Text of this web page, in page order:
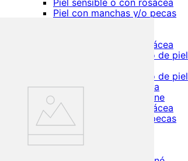
Piel sensible o con rosácea
Piel con manchas y/o pecas
Piel sensible o con rosácea
Piel normal o todo tipo de piel
Piel normal o todo tipo de piel
Piel seca y/o envejecida
Piel mixta grasa y/o acne
Piel sensible o con rosácea
Piel con manchas y/o pecas
Contorno de ojos